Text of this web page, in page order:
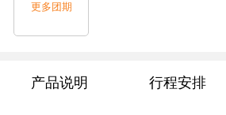
更多团期
产品说明 行程安排